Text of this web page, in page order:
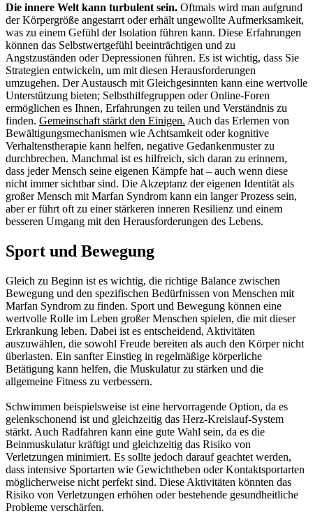
Die innere Welt kann turbulent sein. Oftmals wird man aufgrund
der Körpergröße angestarrt oder erhält ungewollte Aufmerksamkeit,
was zu einem Gefühl der Isolation führen kann. Diese Erfahrungen
können das Selbstwertgefühl beeinträchtigen und zu
Angstzuständen oder Depressionen führen. Es ist wichtig, dass Sie
Strategien entwickeln, um mit diesen Herausforderungen
umzugehen. Der Austausch mit Gleichgesinnten kann eine wertvolle
Unterstützung bieten; Selbsthilfegruppen oder Online-Foren
ermöglichen es Ihnen, Erfahrungen zu teilen und Verständnis zu
finden. Gemeinschaft stärkt den Einigen. Auch das Erlernen von
Bewältigungsmechanismen wie Achtsamkeit oder kognitive
Verhaltenstherapie kann helfen, negative Gedankenmuster zu
durchbrechen. Manchmal ist es hilfreich, sich daran zu erinnern,
dass jeder Mensch seine eigenen Kämpfe hat – auch wenn diese
nicht immer sichtbar sind. Die Akzeptanz der eigenen Identität als
großer Mensch mit Marfan Syndrom kann ein langer Prozess sein,
aber er führt oft zu einer stärkeren inneren Resilienz und einem
besseren Umgang mit den Herausforderungen des Lebens.
Sport und Bewegung
Gleich zu Beginn ist es wichtig, die richtige Balance zwischen
Bewegung und den spezifischen Bedürfnissen von Menschen mit
Marfan Syndrom zu finden. Sport und Bewegung können eine
wertvolle Rolle im Leben großer Menschen spielen, die mit dieser
Erkrankung leben. Dabei ist es entscheidend, Aktivitäten
auszuwählen, die sowohl Freude bereiten als auch den Körper nicht
überlasten. Ein sanfter Einstieg in regelmäßige körperliche
Betätigung kann helfen, die Muskulatur zu stärken und die
allgemeine Fitness zu verbessern.
Schwimmen beispielsweise ist eine hervorragende Option, da es
gelenkschonend ist und gleichzeitig das Herz-Kreislauf-System
stärkt. Auch Radfahren kann eine gute Wahl sein, da es die
Beinmuskulatur kräftigt und gleichzeitig das Risiko von
Verletzungen minimiert. Es sollte jedoch darauf geachtet werden,
dass intensive Sportarten wie Gewichtheben oder Kontaktsportarten
möglicherweise nicht perfekt sind. Diese Aktivitäten könnten das
Risiko von Verletzungen erhöhen oder bestehende gesundheitliche
Probleme verschärfen.